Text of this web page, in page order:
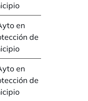
en
de
en
de